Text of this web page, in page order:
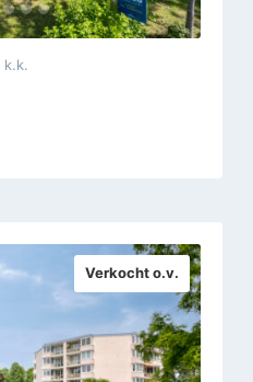
k.k.
Verkocht o.v.